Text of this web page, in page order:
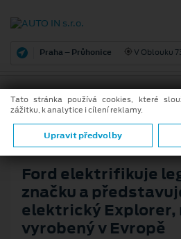
Praha – Průhonice V Oblouku
21. 3. 2023
Ford elektrifikuje
značku a
elektrický Explorer,
vyrobený v Evropě
Tato stránka používá cookies, které
zážitku, k analytice i cílení reklamy.
Upravit předvolby